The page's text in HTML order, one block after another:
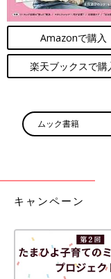
ンのビジューがきら
るデザイン！春先ま
パンダのお耳デ
ィールフルジッ
Amazonで購入
楽天ブックスで購
ムック書籍
キャンペーン